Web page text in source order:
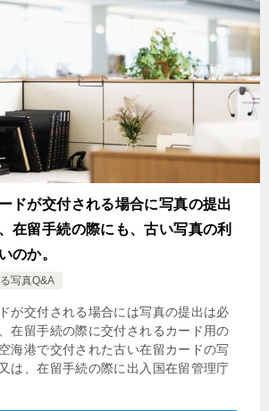
ドが交付される場合に写真の提出
在留手続の際にも、古い写真の利
のか。
写真Q&A
が交付される場合には写真の提出は必
在留手続の際に交付されるカード用の
海港で交付された古い在留カードの写
は、在留手続の際に出入国在留管理庁